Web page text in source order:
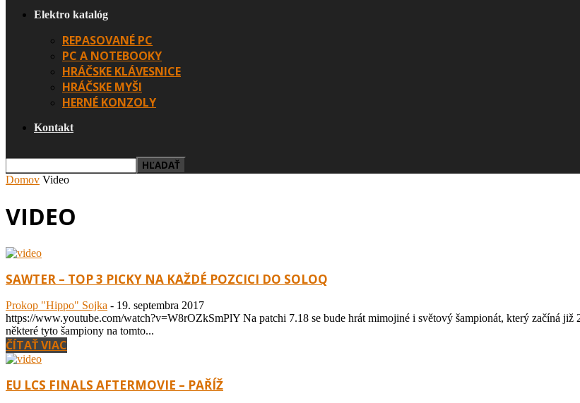
Elektro katalóg
REPASOVANÉ PC
PC A NOTEBOOKY
HRÁČSKE KLÁVESNICE
HRÁČSKE MYŠI
HERNÉ KONZOLY
Kontakt
Domov Video
VIDEO
SAWTER – TOP 3 PICKY NA KAŽDÉ POZCICI DO SOLOQ
Prokop "Hippo" Sojka - 19. septembra 2017
https://www.youtube.com/watch?v=W8rOZkSmPlY Na patchi 7.18 se bude hrát mimojiné i světový šampionát, který začíná již
některé tyto šampiony na tomto...
ČÍTAŤ VIAC
EU LCS FINALS AFTERMOVIE – PAŘÍŽ